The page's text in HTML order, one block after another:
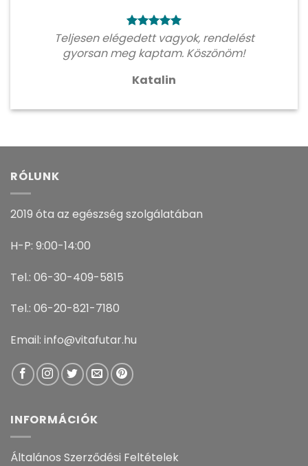
Teljesen elégedett vagyok, rendelést
gyorsan meg kaptam. Köszönöm!
Katalin
RÓLUNK
2019 óta az egészség szolgálatában
H-P: 9:00-14:00
Tel.: 06-30-409-5815
Tel.: 06-20-821-7180
Email: info@vitafutar.hu
INFORMÁCIÓK
Általános Szerződési Feltételek